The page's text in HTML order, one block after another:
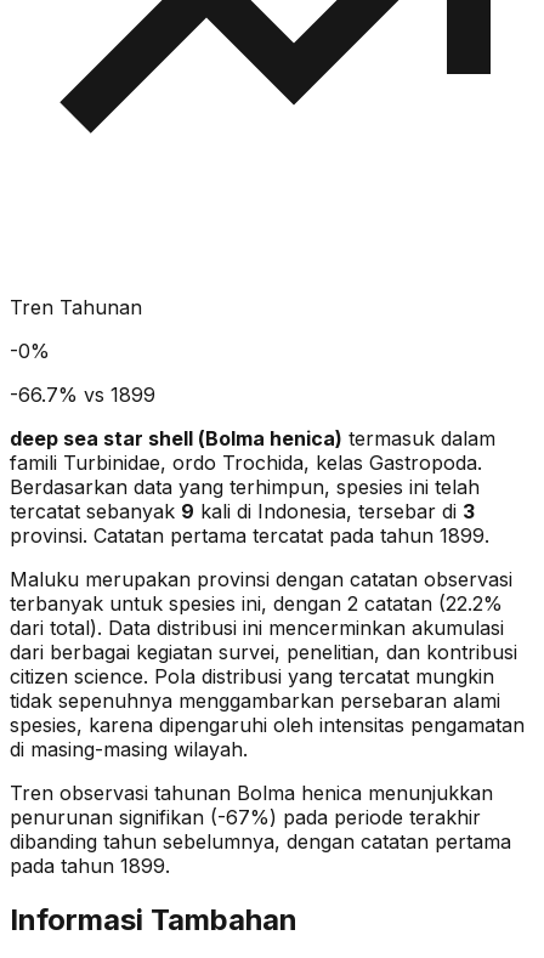
Tren Tahunan
-0%
-66.7% vs 1899
deep sea star shell (Bolma henica) termasuk dalam
famili Turbinidae, ordo Trochida, kelas Gastropoda.
Berdasarkan data yang terhimpun, spesies ini telah
tercatat sebanyak 9 kali di Indonesia, tersebar di 3
provinsi. Catatan pertama tercatat pada tahun 1899.
Maluku merupakan provinsi dengan catatan observasi
terbanyak untuk spesies ini, dengan 2 catatan (22.2%
dari total). Data distribusi ini mencerminkan akumulasi
dari berbagai kegiatan survei, penelitian, dan kontribusi
citizen science. Pola distribusi yang tercatat mungkin
tidak sepenuhnya menggambarkan persebaran alami
spesies, karena dipengaruhi oleh intensitas pengamatan
di masing-masing wilayah.
Tren observasi tahunan Bolma henica menunjukkan
penurunan signifikan (-67%) pada periode terakhir
dibanding tahun sebelumnya, dengan catatan pertama
pada tahun 1899.
Informasi Tambahan